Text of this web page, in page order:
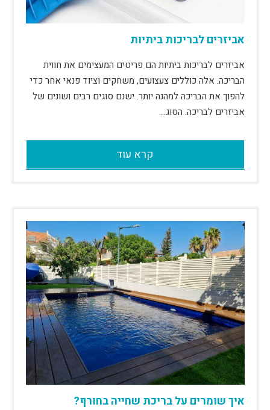
אביזרים לבריכות ביתיות
אביזרים לבריכות ביתיות הם פריטים המעצימים את חווית
הבריכה. אלה כוללים צעצועים, משחקים וציוד פנאי אחר כדי
להפוך את הבריכה למהנה יותר. ישנם סוגים רבים ושונים של
אביזרים לבריכה. הסוג…
קרא עוד
איך שומרים על בריכת שחייה בחורף?